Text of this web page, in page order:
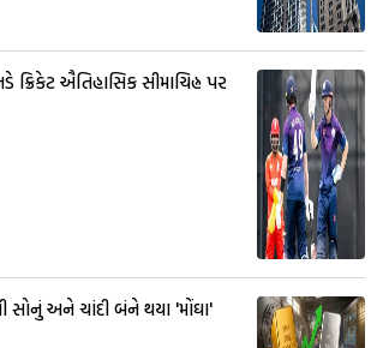
ક્રિકેટ ઐતિહાસિક સીમાચિહ્ન પર
સોનું અને ચાંદી બંને થયા 'મોંઘા'